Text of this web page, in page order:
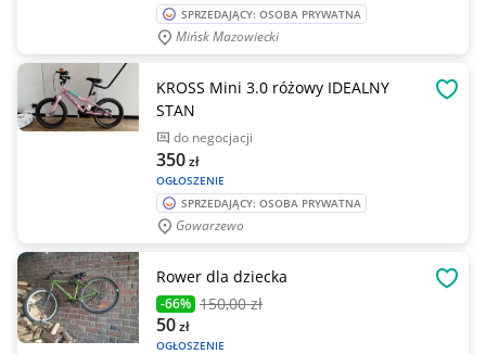
SPRZEDAJĄCY: OSOBA PRYWATNA
Mińsk Mazowiecki
KROSS Mini 3.0 różowy IDEALNY
STAN
do negocjacji
OGŁOSZENIE
350zł
SPRZEDAJĄCY: OSOBA PRYWATNA
Gowarzewo
Rower dla dziecka
-66% 150,00 zł
OGŁOSZENIE
50zł